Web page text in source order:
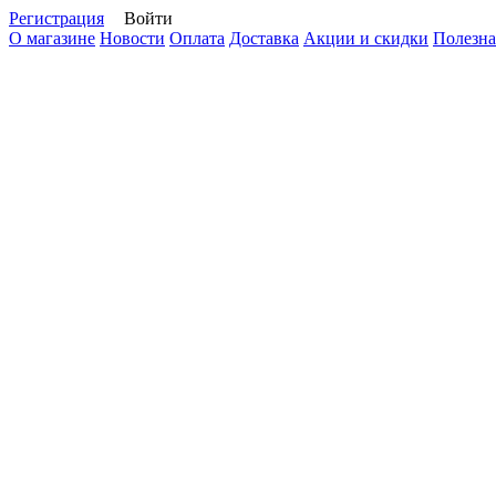
Регистрация
Войти
О магазине Новости Оплата Доставка Акции и скидки